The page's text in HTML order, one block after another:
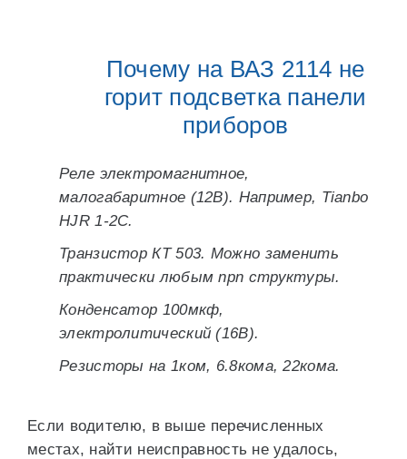
Почему на ВАЗ 2114 не
горит подсветка панели
приборов
Реле электромагнитное,
малогабаритное (12В). Например, Tianbo
HJR 1-2C.
Транзистор КТ 503. Можно заменить
практически любым npn структуры.
Конденсатор 100мкф,
электролитический (16В).
Резисторы на 1ком, 6.8кома, 22кома.
Если водителю, в выше перечисленных
местах, найти неисправность не удалось,